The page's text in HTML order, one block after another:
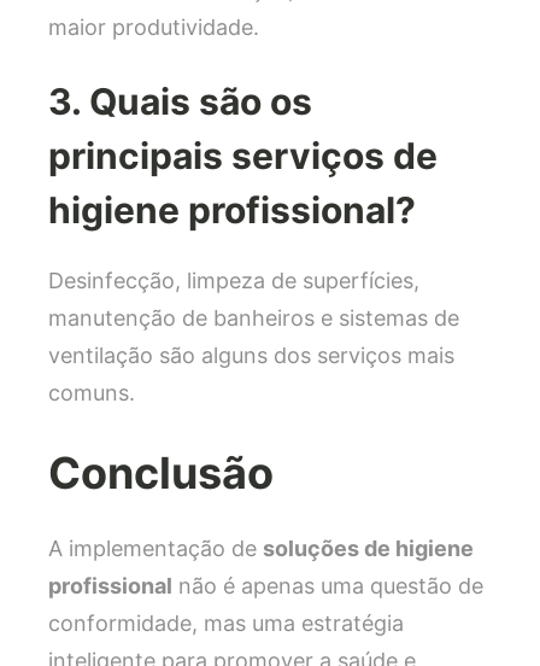
maior produtividade.
3. Quais são os
principais serviços de
higiene profissional?
Desinfecção, limpeza de superfícies,
manutenção de banheiros e sistemas de
ventilação são alguns dos serviços mais
comuns.
Conclusão
A implementação de soluções de higiene
profissional não é apenas uma questão de
conformidade, mas uma estratégia
inteligente para promover a saúde e